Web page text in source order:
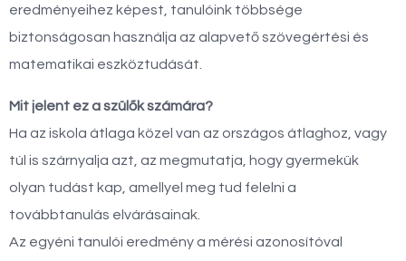
eredményeihez képest, tanulóink többsége
biztonságosan használja az alapvető szövegértési és
matematikai eszköztudását.
Mit jelent ez a szülők számára?
Ha az iskola átlaga közel van az országos átlaghoz, vagy
túl is szárnyalja azt, az megmutatja, hogy gyermekük
olyan tudást kap, amellyel meg tud felelni a
továbbtanulás elvárásainak.
Az egyéni tanulói eredmény a mérési azonosítóval